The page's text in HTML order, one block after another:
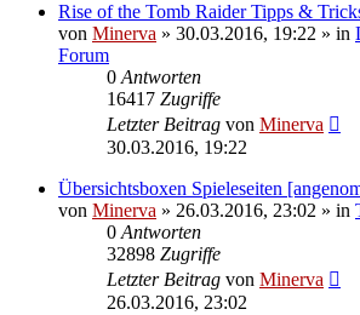
Rise of the Tomb Raider Tipps &
von Minerva » 30.03.2016, 19:22 » in
Forum
0 Antworten
16417 Zugriffe
Letzter Beitrag von Minerva
30.03.2016, 19:22
Übersichtsboxen Spieleseiten
von Minerva » 26.03.2016, 23:02 » in
0 Antworten
32898 Zugriffe
Letzter Beitrag von Minerva
26.03.2016, 23:02